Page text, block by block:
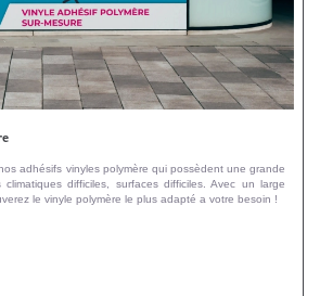
adhésifs vinyles polymère qui possèdent une grande
difficiles, surfaces difficiles. Avec un large
le vinyle polymère le plus adapté a votre besoin !